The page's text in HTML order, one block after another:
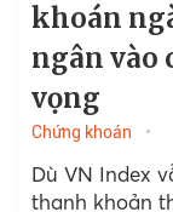
khoán
ngân vào
vọng
Chứng khoán
Dù VN Index
thanh khoản